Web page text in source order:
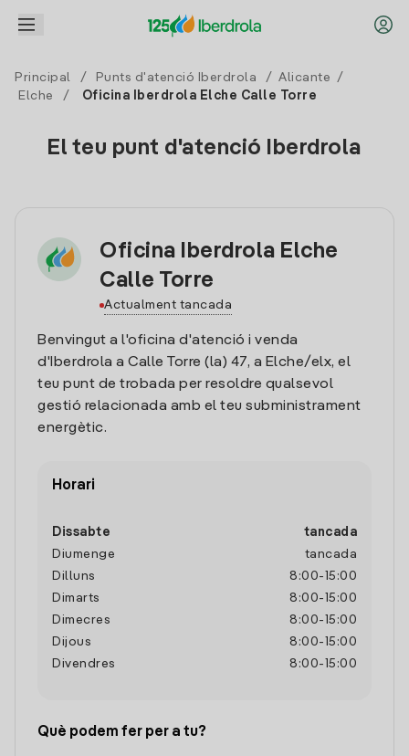
Principal / Punts d'atenció Iberdrola / Alicante
/
Elche
/ Oficina Iberdrola Elche Calle Torre
El teu punt d'atenció Iberdrola
Oficina Iberdrola Elche
Calle Torre
Actualment tancada
Benvingut a l'oficina d'atenció i venda
d'Iberdrola a Calle Torre (la) 47, a Elche/elx, el
teu punt de trobada per resoldre qualsevol
gestió relacionada amb el teu subministrament
energètic.
Horari
Dissabte
tancada
Diumenge
tancada
Dilluns
8:00- 15:00
Dimarts
8:00- 15:00
Dimecres
8:00- 15:00
Dijous
8:00- 15:00
Divendres
8:00- 15:00
Què podem fer per a tu?